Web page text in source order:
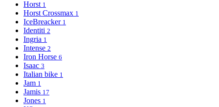
Horst 1
Horst Crossmax 1
IceBreacker 1
Identiti 2
Ingria 1
Intense 2
Iron Horse 6
Isaac 3
Italian bike 1
Jam 1
Jamis 17
Jones 1